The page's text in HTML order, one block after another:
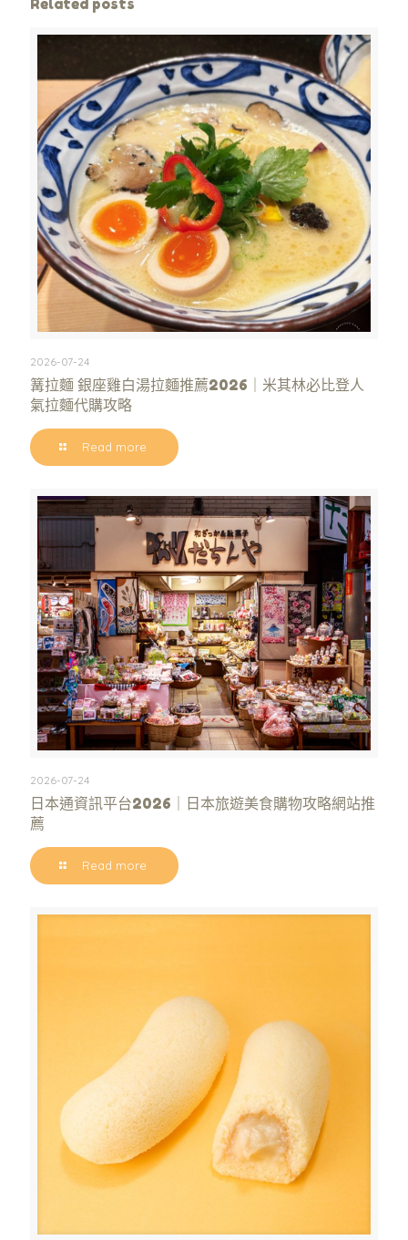
Related posts
2026-07-24
篝拉麵 銀座雞白湯拉麵推薦2026｜米其林必比登人
氣拉麵代購攻略
Read more
2026-07-24
日本通資訊平台2026｜日本旅遊美食購物攻略網站推
薦
Read more